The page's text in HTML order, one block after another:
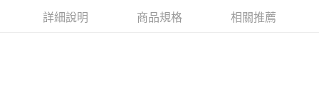
醒簡訊。
１．於結帳方式選擇「AFTEE先享後付」後，將跳轉至「AFTEE先享後付」
全家付款取貨
詳細說明 商品規格 相關推薦